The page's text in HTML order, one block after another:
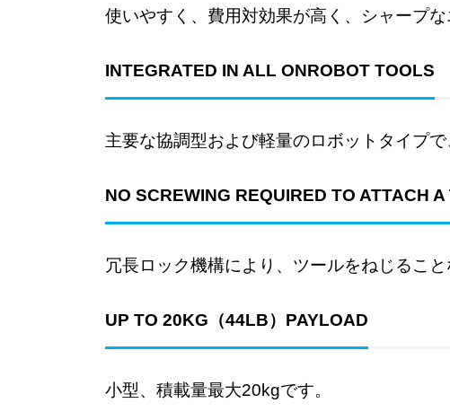
使いやすく、費用対効果が高く、シャープ
INTEGRATED IN ALL ONROBOT TOOLS
主要な協調型および軽量のロボットタイプ
NO SCREWING REQUIRED TO ATTACH A
冗長ロック機構により、ツールをねじるこ
UP TO 20KG（44LB）PAYLOAD
小型、積載量最大20kgです。